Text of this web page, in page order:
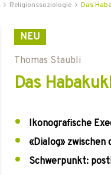
Religionssoziologie Das
NEU
Thomas Staubli
Das
Ikonografische
«Dialog»
Schwerpunkt: